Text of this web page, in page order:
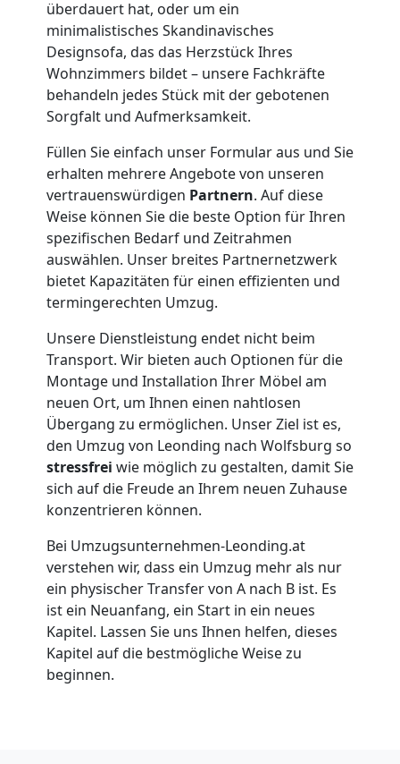
überdauert hat, oder um ein
minimalistisches Skandinavisches
Designsofa, das das Herzstück Ihres
Wohnzimmers bildet – unsere Fachkräfte
behandeln jedes Stück mit der gebotenen
Sorgfalt und Aufmerksamkeit.
Füllen Sie einfach unser Formular aus und Sie
erhalten mehrere Angebote von unseren
vertrauenswürdigen Partnern. Auf diese
Weise können Sie die beste Option für Ihren
spezifischen Bedarf und Zeitrahmen
auswählen. Unser breites Partnernetzwerk
bietet Kapazitäten für einen effizienten und
termingerechten Umzug.
Unsere Dienstleistung endet nicht beim
Transport. Wir bieten auch Optionen für die
Montage und Installation Ihrer Möbel am
neuen Ort, um Ihnen einen nahtlosen
Übergang zu ermöglichen. Unser Ziel ist es,
den Umzug von Leonding nach Wolfsburg so
stressfrei wie möglich zu gestalten, damit Sie
sich auf die Freude an Ihrem neuen Zuhause
konzentrieren können.
Bei Umzugsunternehmen-Leonding.at
verstehen wir, dass ein Umzug mehr als nur
ein physischer Transfer von A nach B ist. Es
ist ein Neuanfang, ein Start in ein neues
Kapitel. Lassen Sie uns Ihnen helfen, dieses
Kapitel auf die bestmögliche Weise zu
beginnen.
Leonding
Klaviertransport
Leonding
Privatumzug
Leonding
Tresortransport
Leonding
Umzug
für
Senioren
Leonding